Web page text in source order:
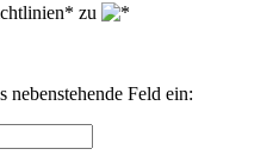
zu
nebenstehende Feld ein: